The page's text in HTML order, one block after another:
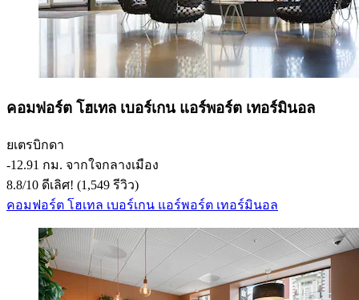
คอมฟอร์ต โฮเทล เบอร์เกน แอร์พอร์ต เทอร์มินอล
ยเตรบิกดา
‐12.91 กม. จากใจกลางเมือง
8.8/10 ดีเลิศ! (1,549 รีวิว)
คอมฟอร์ต โฮเทล เบอร์เกน แอร์พอร์ต เทอร์มินอล